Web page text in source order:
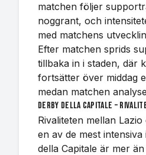
matchen följer
noggrant, och
med matchens
Efter matchen sprids
tillbaka in i staden, där
fortsätter över middag
medan matchen
Derby della Capitale –
Rivaliteten mellan Lazio
en av de mest
della Capitale är mer